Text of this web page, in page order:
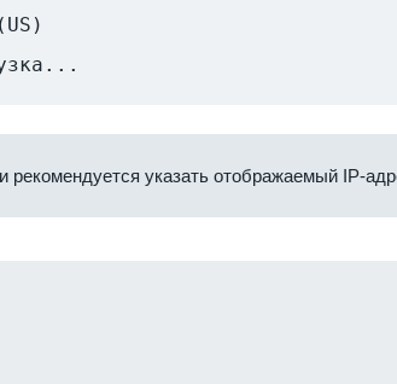
указать отображаемый IP-